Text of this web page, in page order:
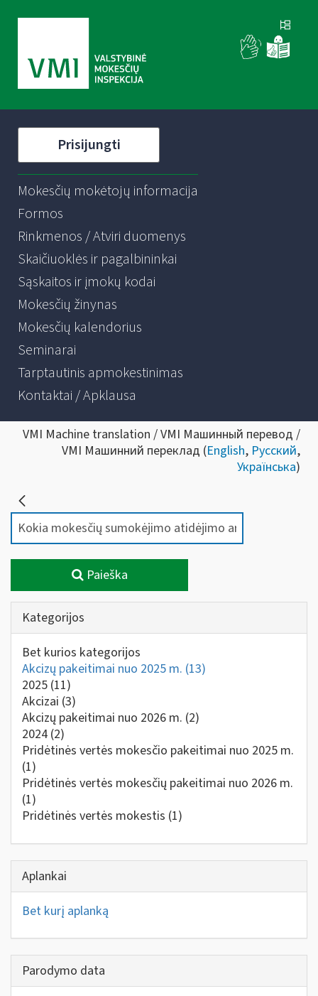
Prisijungti
Mokesčių mokėtojų informacija
Formos
Rinkmenos / Atviri duomenys
Skaičiuoklės ir pagalbininkai
Sąskaitos ir įmokų kodai
Mokesčių žinynas
Mokesčių kalendorius
Seminarai
Tarptautinis apmokestinimas
Kontaktai / Apklausa
VMI Machine translation / VMI Машинный перевод /
VMI Машинний переклад (English, Русский,
Українська)
Paieška
Kategorijos
Bet kurios kategorijos
Akcizų pakeitimai nuo 2025 m. (13)
2025 (11)
Akcizai (3)
Akcizų pakeitimai nuo 2026 m. (2)
2024 (2)
Pridėtinės vertės mokesčio pakeitimai nuo 2025 m.
(1)
Pridėtinės vertės mokesčių pakeitimai nuo 2026 m.
(1)
Pridėtinės vertės mokestis (1)
Aplankai
Bet kurį aplanką
Parodymo data